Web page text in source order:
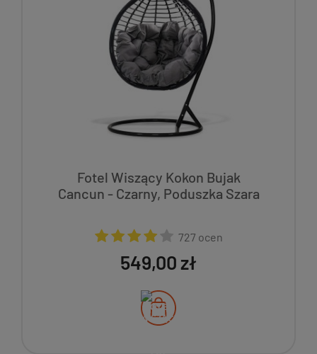
Fotel Wiszący Kokon Bujak
Cancun - Czarny, Poduszka Szara
727 ocen
549,00 zł